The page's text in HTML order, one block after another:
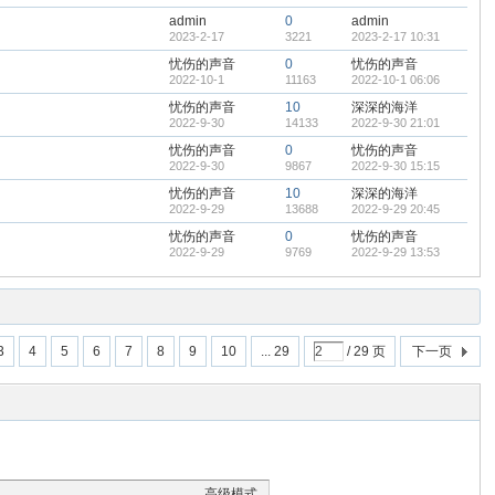
admin
2023-2-17
0
3221
admin
2023-2-17 10:31
忧伤的声音
2022-10-1
0
11163
忧伤的声音
2022-10-1 06:06
忧伤的声音
2022-9-30
10
14133
深深的海洋
2022-9-30 21:01
忧伤的声音
2022-9-30
0
9867
忧伤的声音
2022-9-30 15:15
忧伤的声音
2022-9-29
10
13688
深深的海洋
2022-9-29 20:45
忧伤的声音
2022-9-29
0
9769
忧伤的声音
2022-9-29 13:53
4 5 6 7 8 9 10 ... 29 / 29 页 下一页